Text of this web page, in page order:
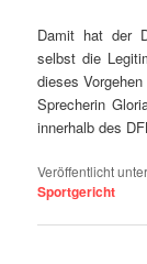
Damit hat der
selbst die
dieses
Sprecherin
innerhalb des
Veröffentlicht unter
Sportgericht